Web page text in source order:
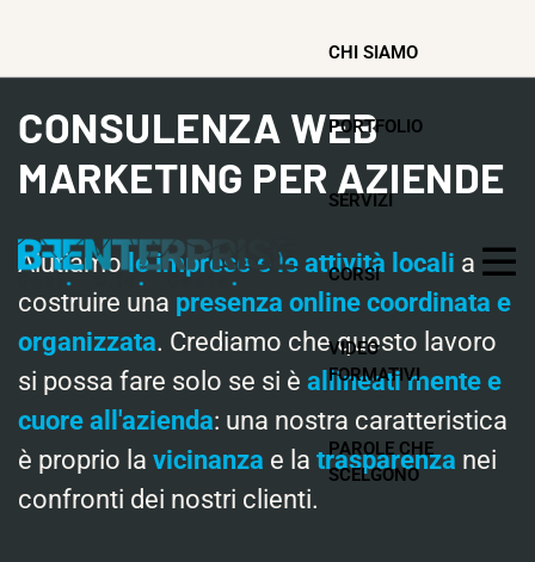
CHI SIAMO
PORTFOLIO
SERVIZI
CORSI
VIDEO
FORMATIVI
PAROLE CHE
SCELGONO
CONSULENZA WEB
MARKETING PER AZIENDE
Aiutiamole imprese e le attività locali a
costruire una presenza online coordinata e
organizzata. Crediamo che questo lavoro
si possa fare solo se si è allineati mente e
cuore all'azienda: una nostra caratteristica
è proprio la vicinanza e la trasparenza nei
confronti dei nostri clienti.